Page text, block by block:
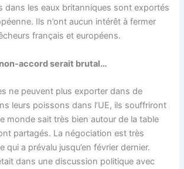
dans les eaux britanniques sont exportés
Ils n’ont aucun intérêt à fermer
français et européens.
accord serait brutal…
ne peuvent plus exporter dans de
leurs poissons dans l’UE, ils souffriront
monde sait très bien autour de la table
partagés. La négociation est très
qui a prévalu jusqu’en février dernier.
dans une discussion politique avec